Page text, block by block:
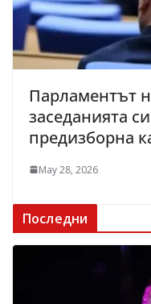
Парламентът
заседанията
предизборна
May 28, 2026
Последни